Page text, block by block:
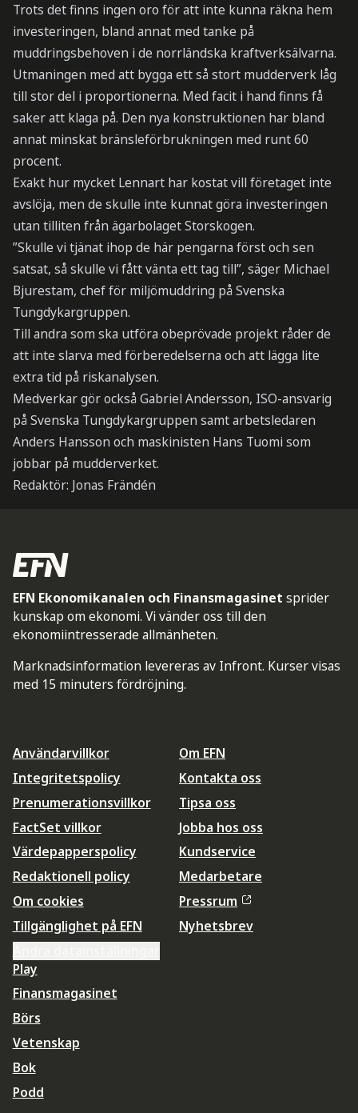
Trots det finns ingen oro för att inte kunna räkna hem
investeringen, bland annat med tanke på
muddringsbehoven i de norrländska kraftverksälvarna.
Utmaningen med att bygga ett så stort mudderverk låg
till stor del i proportionerna. Med facit i hand finns få
saker att klaga på. Den nya konstruktionen har bland
annat minskat bränsleförbrukningen med runt 60
procent.
Exakt hur mycket Lennart har kostat vill företaget inte
avslöja, men de skulle inte kunnat göra investeringen
utan tilliten från ägarbolaget Storskogen.
”Skulle vi tjänat ihop de här pengarna först och sen
satsat, så skulle vi fått vänta ett tag till”, säger Michael
Bjurestam, chef för miljömuddring på Svenska
Tungdykargruppen.
Till andra som ska utföra obeprövade projekt råder de
att inte slarva med förberedelserna och att lägga lite
extra tid på riskanalysen.
Medverkar gör också Gabriel Andersson, ISO-ansvarig
på Svenska Tungdykargruppen samt arbetsledaren
Anders Hansson och maskinisten Hans Tuomi som
jobbar på mudderverket.
Redaktör: Jonas Frändén
EFN Ekonomikanalen och Finansmagasinet sprider
kunskap om ekonomi. Vi vänder oss till den
ekonomiintresserade allmänheten.
Marknadsinformation levereras av Infront. Kurser visas
med 15 minuters fördröjning.
Användarvillkor
Integritetspolicy
Prenumerationsvillkor
FactSet villkor
Värdepapperspolicy
Redaktionell policy
Om cookies
Tillgänglighet på EFN
Om EFN
Kontakta oss
Tipsa oss
Jobba hos oss
Kundservice
Medarbetare
Pressrum
Nyhetsbrev
Play
Finansmagasinet
Börs
Vetenskap
Bok
Podd